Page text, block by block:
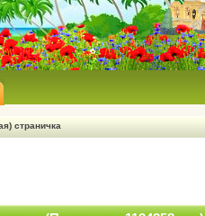
страничка